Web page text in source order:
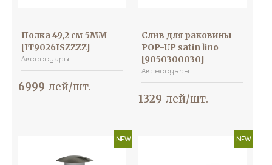
Полка 49,2 см 5MM
[IT9026ISZZZZ]
Аксессуары
6999 лей/шт.
Слив для раковины
POP-UP satin lino
[9050300030]
Аксессуары
1329 лей/шт.
NEW NEW